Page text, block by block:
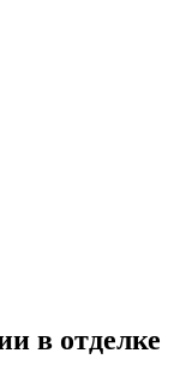
в отделке